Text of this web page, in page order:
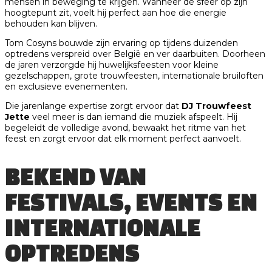
hoogtepunt zit, voelt hij perfect aan hoe die energie
behouden kan blijven.
Tom Cosyns bouwde zijn ervaring op tijdens duizenden
optredens verspreid over België en ver daarbuiten. Doorheen
de jaren verzorgde hij huwelijksfeesten voor kleine
gezelschappen, grote trouwfeesten, internationale bruiloften
en exclusieve evenementen.
Die jarenlange expertise zorgt ervoor dat DJ Trouwfeest
Jette veel meer is dan iemand die muziek afspeelt. Hij
begeleidt de volledige avond, bewaakt het ritme van het
feest en zorgt ervoor dat elk moment perfect aanvoelt.
BEKEND VAN
FESTIVALS, EVENTS EN
INTERNATIONALE
OPTREDENS